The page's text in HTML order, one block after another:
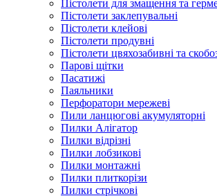
Пістолети для змащення та
Пістолети заклепувальні
Пістолети клейові
Пістолети продувні
Пістолети цвяхозабивні та
Парові щітки
Пасатижі
Паяльники
Перфоратори мережеві
Пили ланцюгові акумуляторні
Пилки Алігатор
Пилки відрізні
Пилки лобзикові
Пилки монтажні
Пилки плиткорізи
Пилки стрічкові